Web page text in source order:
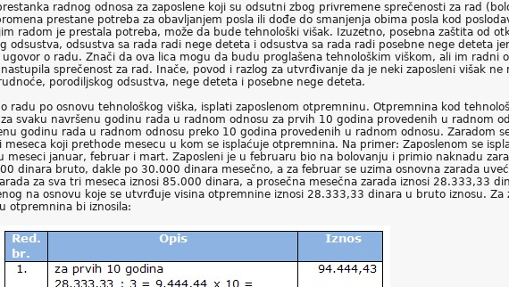
radnog odnosa za zaposlene koji su odsutni zbog privremene sprečenosti za rad
prestane potreba za obavljanjem posla ili dođe do smanjenja obima posla kod
radom je prestala potreba, može da bude tehnološki višak. Izuzetno, posebna zaštita od
odsustva, odsustva sa rada radi nege deteta i odsustva sa rada radi posebne nege deteta
o radu. Znači da ova lica mogu da budu proglašena tehnološkim viškom, ali im radni
sprečenost za rad. Inače, povod i razlog za utvrđivanje da je neki zaposleni višak ne
porodiljskog odsustva, nege deteta i posebne nege deteta.
radu po osnovu tehnološkog viška, isplati zaposlenom otpremninu. Otpremnina kod
svaku navršenu godinu rada u radnom odnosu za prvih 10 godina provedenih u radnom
godinu rada u radnom odnosu preko 10 godina provedenih u radnom odnosu. Zaradom
koji prethode mesecu u kom se isplaćuje otpremnina. Na primer: Zaposlenom se
meseci januar, februar i mart. Zaposleni je u februaru bio na bolovanju i primio naknadu
dinara bruto, dakle po 30.000 dinara mesečno, a za februar se uzima osnovna zarada
za sva tri meseca iznosi 85.000 dinara, a prosečna mesečna zarada iznosi 28.333,33
na osnovu koje se utvrđuje visina otpremnine iznosi 28.333,33 dinara u bruto iznosu. Za
otpremnina bi iznosila: